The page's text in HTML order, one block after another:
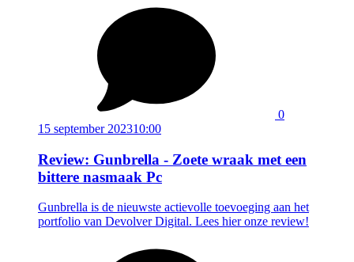
0
15 september 202310:00
Review: Gunbrella - Zoete wraak met een
bittere nasmaak Pc
Gunbrella is de nieuwste actievolle toevoeging aan het
portfolio van Devolver Digital. Lees hier onze review!